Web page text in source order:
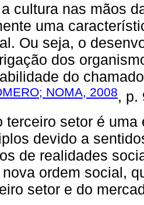
cultura nas mãos
uma
Ou seja, o
dos
do
NOMA, 2008, p.
terceiro setor é
devido a
de realidades
nova ordem social,
setor e do